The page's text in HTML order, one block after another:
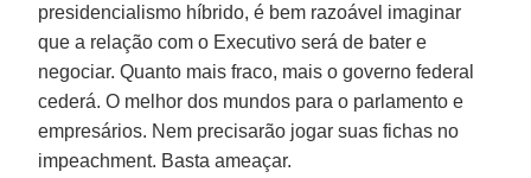
presidencialismo híbrido, é bem razoável imaginar
que a relação com o Executivo será de bater e
negociar. Quanto mais fraco, mais o governo federal
cederá. O melhor dos mundos para o parlamento e
empresários. Nem precisarão jogar suas fichas no
impeachment. Basta ameaçar.